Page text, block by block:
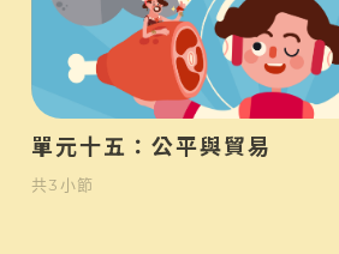
單元十五：公平與貿易
共3 小節